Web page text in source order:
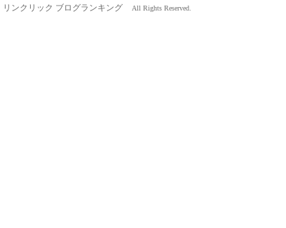
リンクリック ブログランキング All Rights Reserved.